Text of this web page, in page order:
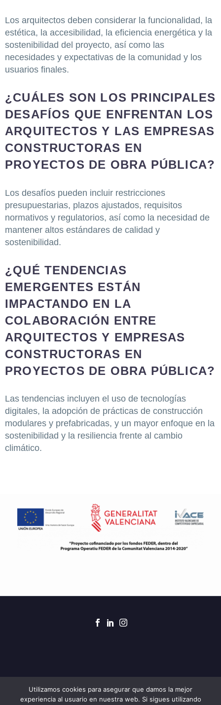
Los arquitectos deben considerar la funcionalidad, la
estética, la accesibilidad, la eficiencia energética y la
sostenibilidad del proyecto, así como las
necesidades y expectativas de la comunidad y los
usuarios finales.
¿CUÁLES SON LOS PRINCIPALES
DESAFÍOS QUE ENFRENTAN LOS
ARQUITECTOS Y LAS EMPRESAS
CONSTRUCTORAS EN
PROYECTOS DE OBRA PÚBLICA?
Los desafíos pueden incluir restricciones
presupuestarias, plazos ajustados, requisitos
normativos y regulatorios, así como la necesidad de
mantener altos estándares de calidad y
sostenibilidad.
¿QUÉ TENDENCIAS
EMERGENTES ESTÁN
IMPACTANDO EN LA
COLABORACIÓN ENTRE
ARQUITECTOS Y EMPRESAS
CONSTRUCTORAS EN
PROYECTOS DE OBRA PÚBLICA?
Las tendencias incluyen el uso de tecnologías
digitales, la adopción de prácticas de construcción
modulares y prefabricadas, y un mayor enfoque en la
sostenibilidad y la resiliencia frente al cambio
climático.
2021 © Creado por 7Clicks para ZAR Obras y
Servicios. Todos los derechos reservados.
Utilizamos cookies para asegurar que damos la mejor
experiencia al usuario en nuestra web. Si sigues utilizando